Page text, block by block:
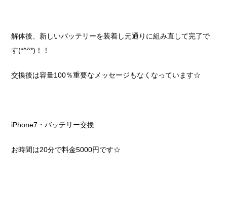
解体後、新しいバッテリーを装着し元通りに組み直して完了で
す(*^^*)！！
交換後は容量100％重要なメッセージもなくなっています☆
iPhone7・バッテリー交換
お時間は20分で料金5000円です☆